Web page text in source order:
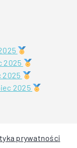
2025
2025
2025
prywatności